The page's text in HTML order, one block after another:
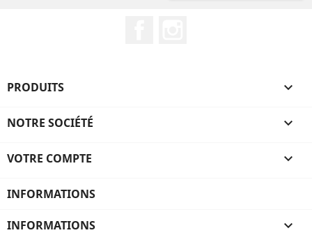
PRODUITS 
NOTRE SOCIÉTÉ 
VOTRE COMPTE 
INFORMATIONS
INFORMATIONS 